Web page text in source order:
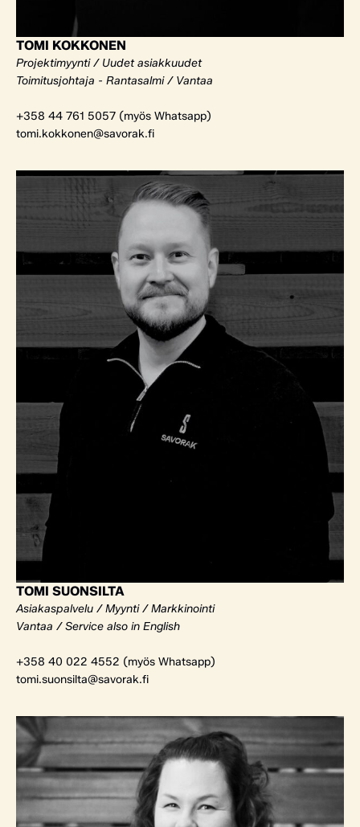
TOMI KOKKONEN
Projektimyynti / Uudet asiakkuudet
Toimitusjohtaja - Rantasalmi / Vantaa
+358 44 761 5057 (myös Whatsapp)
tomi.kokkonen@savorak.fi
TOMI SUONSILTA
Asiakaspalvelu / Myynti / Markkinointi
Vantaa / Service also in English
+358 40 022 4552 (myös Whatsapp)
tomi.suonsilta@savorak.fi